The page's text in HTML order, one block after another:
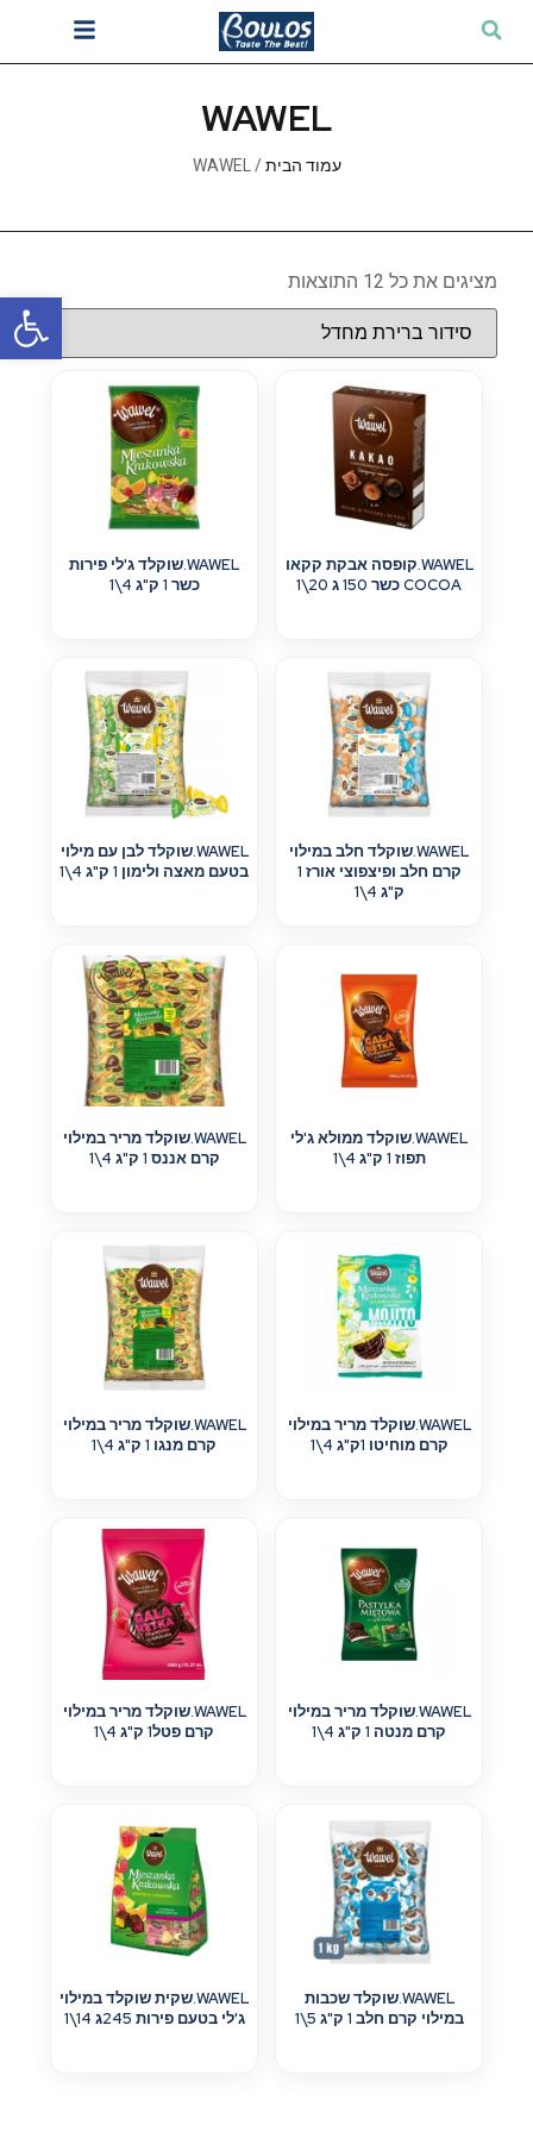
פתח
WAWEL
עמוד הבית/ WAWEL
מציגים את כל ⁦12⁩ התוצאות
WAWEL.קופסה אבקת קקאו
COCOA כשר 150 ג 20\1
WAWEL.שוקלד ג'לי פירות
כשר 1 ק"ג 4\1
WAWEL.שוקלד חלב במילוי
קרם חלב ופיצפוצי אורז 1
ק"ג 4\1
WAWEL.שוקלד לבן עם מילוי
בטעם מאצה ולימון 1 ק"ג 4\1
WAWEL.שוקלד ממולא ג'לי
תפוז 1 ק"ג 4\1
WAWEL.שוקלד מריר במילוי
קרם אננס 1 ק"ג 4\1
WAWEL.שוקלד מריר במילוי
קרם מוחיטו 1ק"ג 4\1
WAWEL.שוקלד מריר במילוי
קרם מנגו 1 ק"ג 4\1
WAWEL.שוקלד מריר במילוי
קרם מנטה 1 ק"ג 4\1
WAWEL.שוקלד מריר במילוי
קרם פטל1 ק"ג 4\1
WAWEL.שוקלד שכבות
במילוי קרם חלב 1 ק"ג 5\1
WAWEL.שקית שוקלד במילוי
ג'לי בטעם פירות 245ג 14\1